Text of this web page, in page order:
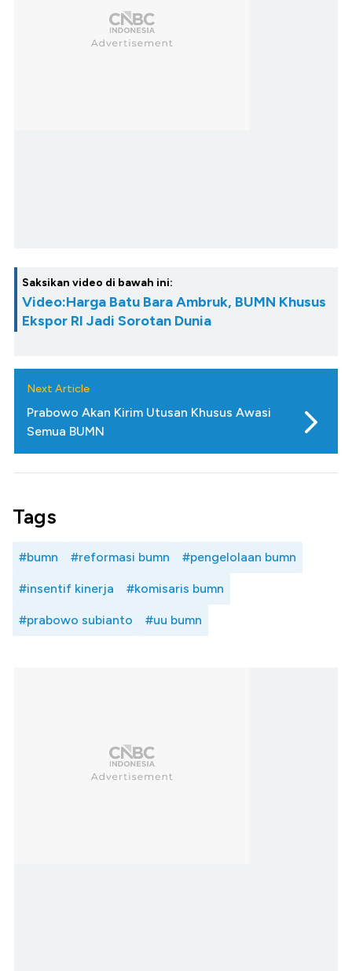
Saksikan video di bawah ini:
Video:Harga Batu Bara Ambruk, BUMN Khusus
Ekspor RI Jadi Sorotan Dunia
Next Article
Prabowo Akan Kirim Utusan Khusus Awasi
Semua BUMN
Tags
#bumn #reformasi bumn #pengelolaan bumn
#insentif kinerja #komisaris bumn
#prabowo subianto #uu bumn